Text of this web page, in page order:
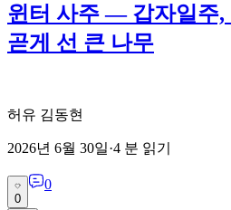
윈터 사주 — 갑자일주,
곧게 선 큰 나무
허유 김동현
2026년 6월 30일·4 분 읽기
0
0